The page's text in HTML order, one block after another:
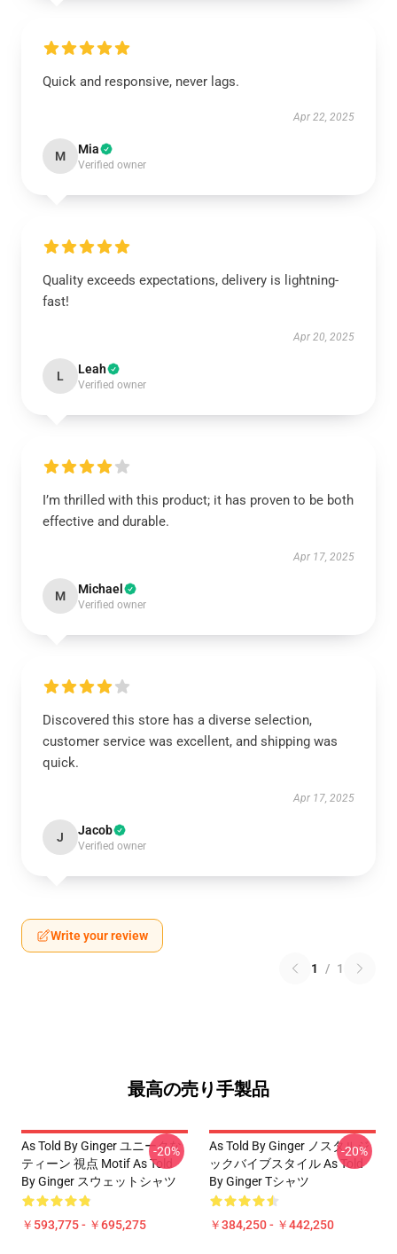
Quick and responsive, never lags.
Apr 22, 2025
M Mia
Verified owner
Quality exceeds expectations, delivery is lightning-
fast!
Apr 20, 2025
L Leah
Verified owner
I’m thrilled with this product; it has proven to be both
effective and durable.
Apr 17, 2025
M Michael
Verified owner
Discovered this store has a diverse selection,
customer service was excellent, and shipping was
quick.
Apr 17, 2025
J Jacob
Verified owner
Write your review
1 / 1
最高の売り手製品
As Told By Ginger ユニークな
ティーン 視点 Motif As Told
By Ginger スウェットシャツ
￥593,775 - ￥695,275
-20%
As Told By Ginger ノスタルジ
ックバイブスタイル As Told
By Ginger Tシャツ
￥384,250 - ￥442,250
-20%